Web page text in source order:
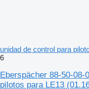
unidad de control para
6
Eberspächer 88-50-08-
pilotos para LE13